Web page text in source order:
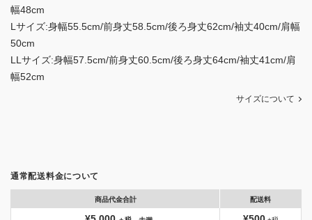
幅48cm
Lサイズ:身幅55.5cm/前身丈58.5cm/後ろ身丈62cm/袖丈40cm/肩幅
50cm
LLサイズ:身幅57.5cm/前身丈60.5cm/後ろ身丈64cm/袖丈41cm/肩
幅52cm
サイズについて
通常配送料金について
商品代金合計 配送料